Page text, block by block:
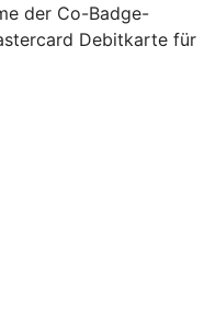
der Co-Badge-
Debitkarte für